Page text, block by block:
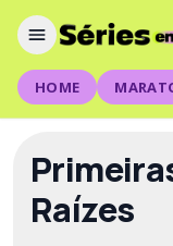
HOME
Raízes